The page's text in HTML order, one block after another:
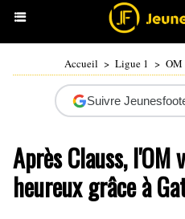
Accueil > Ligue 1 > OM
Suivre
Après Clauss,
heureux grâce à